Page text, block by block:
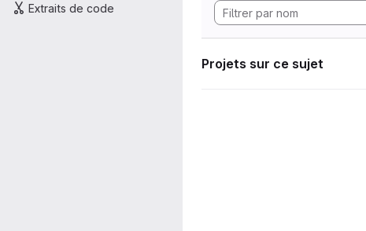
Extraits de code
Projets sur ce sujet